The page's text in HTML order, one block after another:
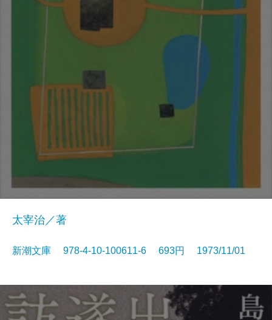
太宰治／著
新潮文庫 978-4-10-100611-6 693円 1973/11/01